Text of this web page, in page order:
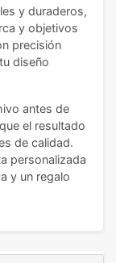
y duraderos,
y objetivos
precisión
diseño
antes de
el resultado
de calidad.
personalizada
y un regalo